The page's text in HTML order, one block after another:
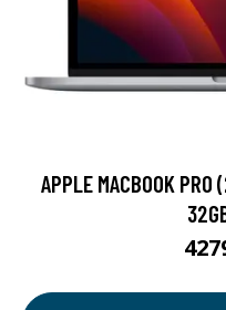
APPLE MACBOOK